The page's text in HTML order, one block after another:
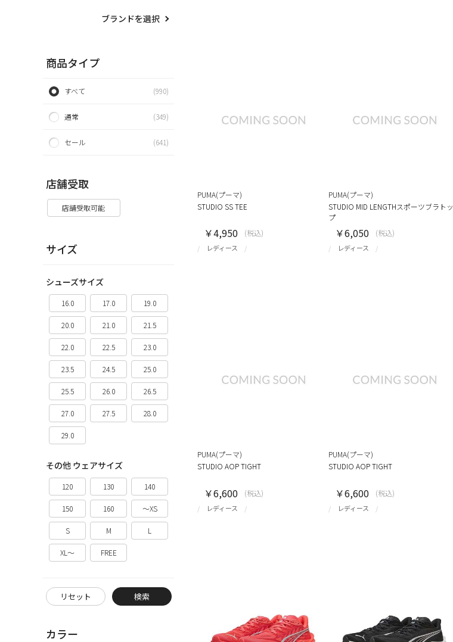
ブランドを選択
商品タイプ
すべて (990)
通常 (349)
セール (641)
店舗受取
店舗受取可能
サイズ
シューズサイズ
16.0 17.0 19.0
20.0 21.0 21.5
22.0 22.5 23.0
23.5 24.5 25.0
25.5 26.0 26.5
27.0 27.5 28.0
29.0
その他 ウェアサイズ
120 130 140
150 160 ～XS
S M L
XL～ FREE
リセット 検索
カラー
PUMA(プーマ)
STUDIO SS TEE
レディース
￥4,950 (税込)
PUMA(プーマ)
STUDIO MID LENGTHスポーツブラトッ
プ
レディース
￥6,050 (税込)
PUMA(プーマ)
STUDIO AOP TIGHT
レディース
￥6,600 (税込)
PUMA(プーマ)
STUDIO AOP TIGHT
レディース
￥6,600 (税込)